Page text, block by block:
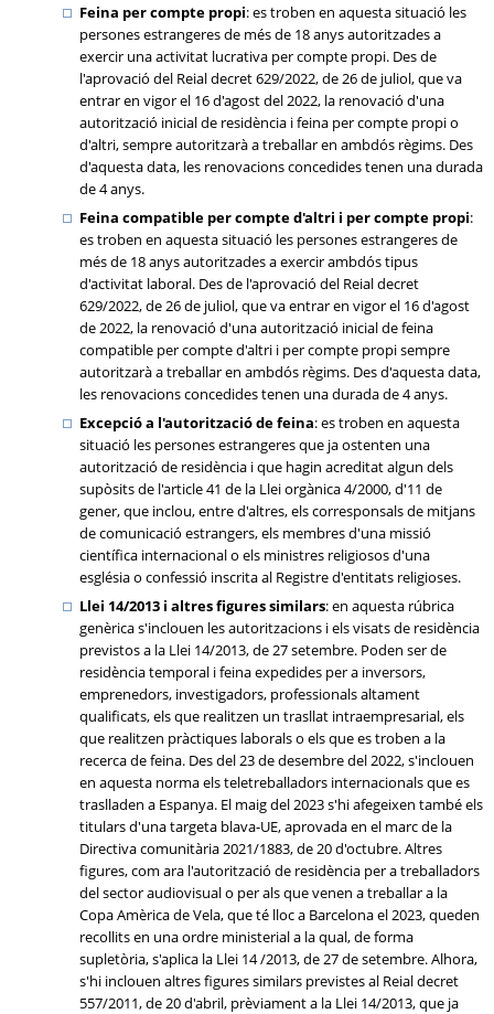
Feina per compte propi: es troben en aquesta situació les
persones estrangeres de més de 18 anys autoritzades a
exercir una activitat lucrativa per compte propi. Des de
l'aprovació del Reial decret 629/2022, de 26 de juliol, que va
entrar en vigor el 16 d'agost del 2022, la renovació d'una
autorització inicial de residència i feina per compte propi o
d'altri, sempre autoritzarà a treballar en ambdós règims. Des
d'aquesta data, les renovacions concedides tenen una durada
de 4 anys.
Feina compatible per compte d'altri i per compte propi:
es troben en aquesta situació les persones estrangeres de
més de 18 anys autoritzades a exercir ambdós tipus
d'activitat laboral. Des de l'aprovació del Reial decret
629/2022, de 26 de juliol, que va entrar en vigor el 16 d'agost
de 2022, la renovació d'una autorització inicial de feina
compatible per compte d'altri i per compte propi sempre
autoritzarà a treballar en ambdós règims. Des d'aquesta data,
les renovacions concedides tenen una durada de 4 anys.
Excepció a l'autorització de feina: es troben en aquesta
situació les persones estrangeres que ja ostenten una
autorització de residència i que hagin acreditat algun dels
supòsits de l'article 41 de la Llei orgànica 4/2000, d'11 de
gener, que inclou, entre d'altres, els corresponsals de mitjans
de comunicació estrangers, els membres d'una missió
científica internacional o els ministres religiosos d'una
església o confessió inscrita al Registre d'entitats religioses.
Llei 14/2013 i altres figures similars: en aquesta rúbrica
genèrica s'inclouen les autoritzacions i els visats de residència
previstos a la Llei 14/2013, de 27 setembre. Poden ser de
residència temporal i feina expedides per a inversors,
emprenedors, investigadors, professionals altament
qualificats, els que realitzen un trasllat intraempresarial, els
que realitzen pràctiques laborals o els que es troben a la
recerca de feina. Des del 23 de desembre del 2022, s'inclouen
en aquesta norma els teletreballadors internacionals que es
traslladen a Espanya. El maig del 2023 s'hi afegeixen també els
titulars d'una targeta blava-UE, aprovada en el marc de la
Directiva comunitària 2021/1883, de 20 d'octubre. Altres
figures, com ara l'autorització de residència per a treballadors
del sector audiovisual o per als que venen a treballar a la
Copa Amèrica de Vela, que té lloc a Barcelona el 2023, queden
recollits en una ordre ministerial a la qual, de forma
supletòria, s'aplica la Llei 14 /2013, de 27 de setembre. Alhora,
s'hi inclouen altres figures similars previstes al Reial decret
557/2011, de 20 d'abril, prèviament a la Llei 14/2013, que ja